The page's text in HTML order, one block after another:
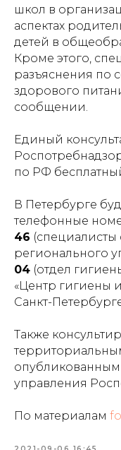
школ в
аспектах
детей в
Кроме этого,
разъяснения
здорового
сообщении.
Единый
по РФ
В Петербурге
телефонные
46 (специалисты
регионального
04 (отдел
«Центр гигиены
Санкт-
Также
опубликованным
управления
По материалам